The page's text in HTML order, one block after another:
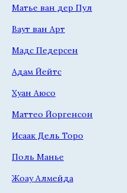
Матье ван дер Пул
Ваут ван Арт
Мадс Педерсен
Адам Йейтс
Хуан Аюсо
Маттео Йоргенсон
Исаак Дель Торо
Поль Манье
Жоау Алмейда